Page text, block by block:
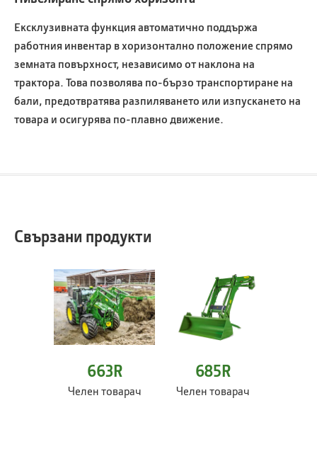
Ексклузивната функция автоматично поддържа
работния инвентар в хоризонтално положение спрямо
земната повърхност, независимо от наклона на
трактора. Това позволява по-бързо транспортиране на
бали, предотвратява разпиляването или изпускането на
товара и осигурява по-плавно движение.
Свързани продукти
663R
Челен товарач
685R
Челен товарач